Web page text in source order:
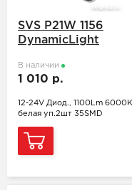
SVS P21W 1156
DynamicLight
В наличии
1 010 р.
12-24V Диод., 1100Lm
белая уп.2шт 35SMD